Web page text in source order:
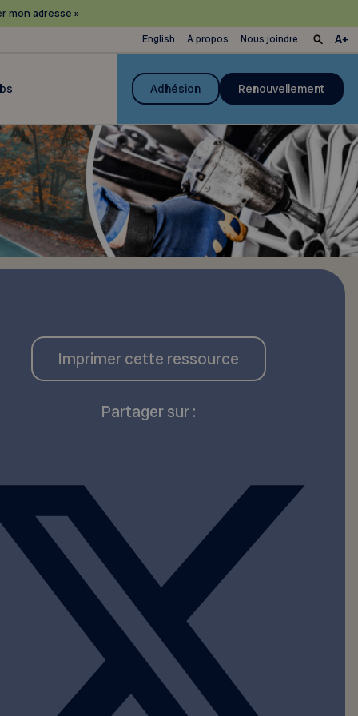
mon adresse »
English À propos Nous joindre
Adhésion Renouvellement
Imprimer cette ressource
Partager sur :